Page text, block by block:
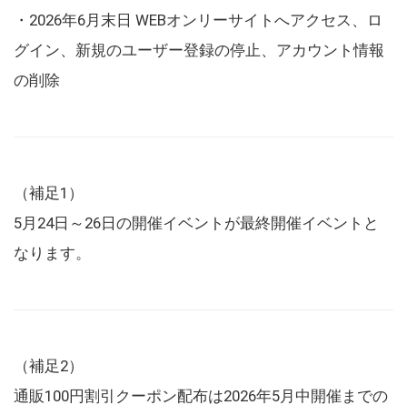
・2026年6月末日 WEBオンリーサイトへアクセス、ロ
グイン、新規のユーザー登録の停止、アカウント情報
の削除
（補足1）
5月24日～26日の開催イベントが最終開催イベントと
なります。
（補足2）
通販100円割引クーポン配布は2026年5月中開催までの